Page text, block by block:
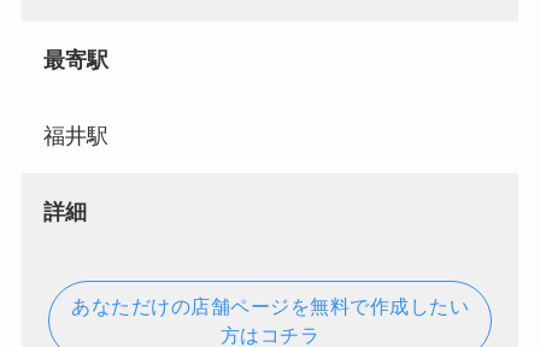
最寄駅
福井駅
詳細
あなただけの店舗ページを無料で作成したい
方はコチラ